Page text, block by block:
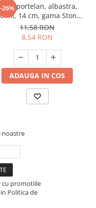
-26% portelan, albastra,
ml, 14 cm, gama Stone,
Oti, 191683A
11,58 RON
8,54 RON
ADAUGA IN COS
noastre
cu promotiile
Politica de